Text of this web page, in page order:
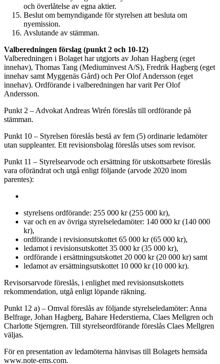
och överlåtelse av egna aktier.
Beslut om bemyndigande för styrelsen att besluta om
nyemission.
Avslutande av stämman.
Valberedningen förslag (punkt 2 och 10-12)
Valberedningen i Bolaget har utgjorts av Johan Hagberg (eget
innehav), Thomas Tang (Mediuminvest A/S), Fredrik Hagberg (eget
innehav samt Myggenäs Gård) och Per Olof Andersson (eget
innehav). Ordförande i valberedningen har varit Per Olof
Andersson.
Punkt 2 – Advokat Andreas Wirén föreslås till ordförande på
stämman.
Punkt 10 – Styrelsen föreslås bestå av fem (5) ordinarie ledamöter
utan suppleanter. Ett revisionsbolag föreslås utses som revisor.
Punkt 11 – Styrelsearvode och ersättning för utskottsarbete föreslås
vara oförändrat och utgå enligt följande (arvode 2020 inom
parentes):
styrelsens ordförande: 255 000 kr (255 000 kr),
var och en av övriga styrelseledamöter: 140 000 kr (140 000
kr),
ordförande i revisionsutskottet 65 000 kr (65 000 kr),
ledamot i revisionsutskottet 35 000 kr (35 000 kr),
ordförande i ersättningsutskottet 20 000 kr (20 000 kr) samt
ledamot av ersättningsutskottet 10 000 kr (10 000 kr).
Revisorsarvode föreslås, i enlighet med revisionsutskottets
rekommendation, utgå enligt löpande räkning.
Punkt 12 a) – Omval föreslås av följande styrelseledamöter: Anna
Belfrage, Johan Hagberg, Bahare Hederstierna, Claes Mellgren och
Charlotte Stjerngren. Till styrelseordförande föreslås Claes Mellgren
väljas.
För en presentation av ledamöterna hänvisas till Bolagets hemsida
www.note-ems.com.